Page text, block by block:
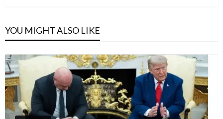
YOU MIGHT ALSO LIKE